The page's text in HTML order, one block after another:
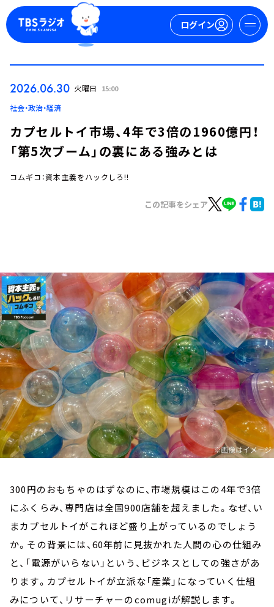
ログイン
お知らせ
イベント・グッズ
YouTube
会社情報
2026.06.30 火曜日 15:00
社会・政治・経済
カプセルトイ市場、4年で3倍の1960億円！
「第5次ブーム」の裏にある強みとは
コムギコ：資本主義をハックしろ!!
この記事をシェア
300円のおもちゃのはずなのに、市場規模はこの4年で3倍
にふくらみ、専門店は全国900店舗を超えました。なぜ、い
まカプセルトイがこれほど盛り上がっているのでしょう
か。その背景には、60年前に見抜かれた人間の心の仕組み
と、「電源がいらない」という、ビジネスとしての強さがあ
ります。カプセルトイが立派な「産業」になっていく仕組
みについて、リサーチャーのcomugiが解説します。